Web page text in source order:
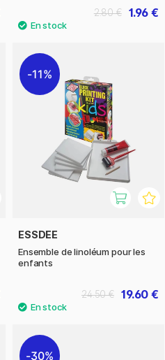
1.96 €
2.80 €
11%
ESSDEE
Ensemble de linoléum pour les
enfants
19.60 €
24.50 €
30%